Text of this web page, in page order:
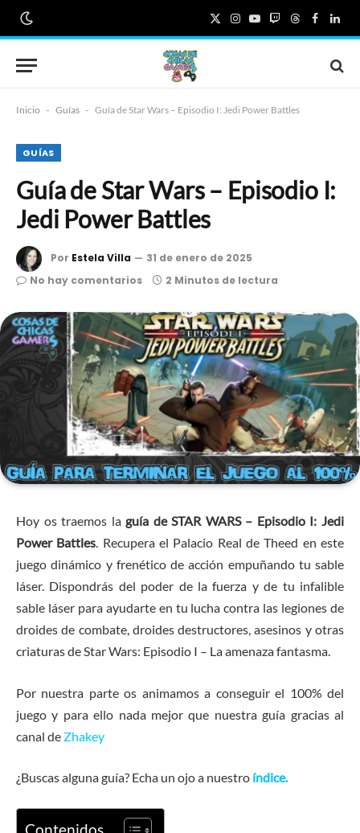
X
(Twitter)
Instagram
YouTube
TwitchThreads
Inicio - Guías - Guía de Star Wars – Episodio I: Jedi Power Battles
GUÍAS
Guía de Star Wars – Episodio I:
Jedi Power Battles
Por Estela Villa
31 de enero de 2025
No hay comentarios
2 Minutos de lectura
Hoy os traemos laguía de STAR WARS – Episodio I: Jedi
Power Battles. Recupera el Palacio Real de Theed en este
juego dinámico y frenético de acción empuñando tu sable
láser. Dispondrás del poder de la fuerza y de tu infalible
sable láser para ayudarte en tu lucha contra las legiones de
droides de combate, droides destructores, asesinos y otras
criaturas de Star Wars: Episodio I – La amenaza fantasma.
Por nuestra parte os animamos a conseguir el 100% del
juego y para ello nada mejor que nuestra guía gracias al
canal de Zhakey
¿Buscas alguna guía? Echa un ojo a nuestro índice.